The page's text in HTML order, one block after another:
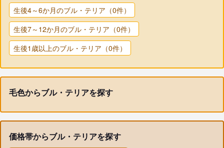
生後4～6か月のブル・テリア（0件）
生後7～12か月のブル・テリア（0件）
生後1歳以上のブル・テリア（0件）
毛色からブル・テリアを探す
価格帯からブル・テリアを探す